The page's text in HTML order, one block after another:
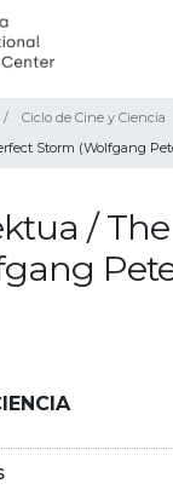
Ciclo de Cine y Ciencia
Storm (Wolfgang
/